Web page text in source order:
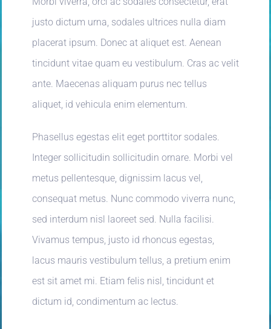
justo dictum urna, sodales ultrices nulla diam
placerat ipsum. Donec at aliquet est. Aenean
tincidunt vitae quam eu vestibulum. Cras ac velit
ante. Maecenas aliquam purus nec tellus
aliquet, id vehicula enim elementum.
Phasellus egestas elit eget porttitor sodales.
Integer sollicitudin sollicitudin ornare. Morbi vel
metus pellentesque, dignissim lacus vel,
consequat metus. Nunc commodo viverra nunc,
sed interdum nisl laoreet sed. Nulla facilisi.
Vivamus tempus, justo id rhoncus egestas,
lacus mauris vestibulum tellus, a pretium enim
est sit amet mi. Etiam felis nisl, tincidunt et
dictum id, condimentum ac lectus.